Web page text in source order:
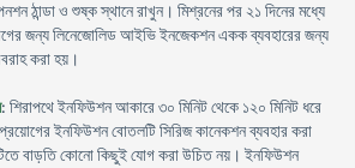
ঠান্ডা ও শুষ্ক স্থানে রাখুন। মিশ্রনের পর ২১ দিনের মধ্যে
জন্য লিনেজোলিড আইভি ইনজেকশন একক ব্যবহারের জন্য
করা হয়।
: শিরাপথে ইনফিউশন আকারে ৩০ মিনিট থেকে ১২০ মিনিট ধরে
ইনফিউশন বোতলটি সিরিজ কানেকশন ব্যবহার করা
বাড়তি কোনো কিছুই যোগ করা উচিত নয়। ইনফিউশন